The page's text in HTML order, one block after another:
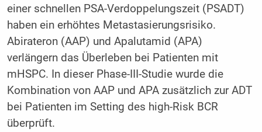
einer schnellen PSA-Verdoppelungszeit (PSADT)
haben ein erhöhtes Metastasierungsrisiko.
Abirateron (AAP) und Apalutamid (APA)
verlängern das Überleben bei Patienten mit
mHSPC. In dieser Phase-III-Studie wurde die
Kombination von AAP und APA zusätzlich zur ADT
bei Patienten im Setting des high-Risk BCR
überprüft.